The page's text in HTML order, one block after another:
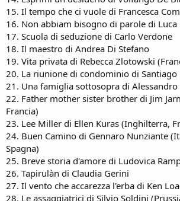
15. Il tempo che ci vuole di Francesca
16. Non abbiam bisogno di parole di Luca
17. Scuola di seduzione di Carlo Verdone
18. Il maestro di Andrea Di Stefano
19. Vita privata di Rebecca Zlotowski
20. La riunione di condominio di Santiago
21. Una famiglia sottosopra di Alessandro
22. Father mother sister brother di Jim
Francia)
23. Lee Miller di Ellen Kuras (Inghilterra,
24. Buen Camino di Gennaro Nunziante
Spagna)
25. Breve storia d'amore di Ludovica
26. Tapirulàn di Claudia Gerini
27. Il vento che accarezza l'erba di Ken
28. Le assaggiatrici di Silvio Soldini